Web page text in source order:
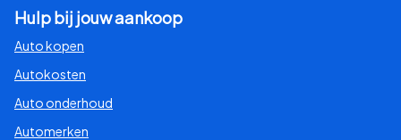
Hulp bij jouw aankoop
Auto kopen
Autokosten
Auto onderhoud
Automerken